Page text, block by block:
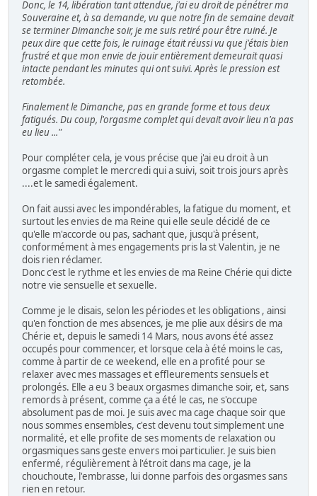
Donc, le 14, libération tant attendue, j'ai eu droit de pénétrer ma
Souveraine et, à sa demande, vu que notre fin de semaine devait
se terminer Dimanche soir, je me suis retiré pour être ruiné. Je
peux dire que cette fois, le ruinage était réussi vu que j'étais bien
frustré et que mon envie de jouir entièrement demeurait quasi
intacte pendant les minutes qui ont suivi. Après le pression est
retombée.
Finalement le Dimanche, pas en grande forme et tous deux
fatigués. Du coup, l'orgasme complet qui devait avoir lieu n'a pas
eu lieu ..."
Pour compléter cela, je vous précise que j'ai eu droit à un
orgasme complet le mercredi qui a suivi, soit trois jours après
....et le samedi également.
On fait aussi avec les impondérables, la fatigue du moment, et
surtout les envies de ma Reine qui elle seule décidé de ce
qu'elle m'accorde ou pas, sachant que, jusqu'à présent,
conformément à mes engagements pris la st Valentin, je ne
dois rien réclamer.
Donc c'est le rythme et les envies de ma Reine Chérie qui dicte
notre vie sensuelle et sexuelle.
Comme je le disais, selon les périodes et les obligations , ainsi
qu'en fonction de mes absences, je me plie aux désirs de ma
Chérie et, depuis le samedi 14 Mars, nous avons été assez
occupés pour commencer, et lorsque cela à été moins le cas,
comme à partir de ce weekend, elle en a profité pour se
relaxer avec mes massages et effleurements sensuels et
prolongés. Elle a eu 3 beaux orgasmes dimanche soir, et, sans
remords à présent, comme ça a été le cas, ne s'occupe
absolument pas de moi. Je suis avec ma cage chaque soir que
nous sommes ensembles, c'est devenu tout simplement une
normalité, et elle profite de ses moments de relaxation ou
orgasmiques sans geste envers moi particulier. Je suis bien
enfermé, régulièrement à l'étroit dans ma cage, je la
chouchoute, l'embrasse, lui donne parfois des orgasmes sans
rien en retour.